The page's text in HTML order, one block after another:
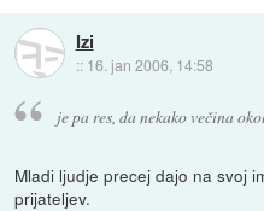
Izi
:: 16. jan 2006, 14:58
je pa res, da nekako večina
Mladi ljudje precej dajo na svoj
prijateljev.